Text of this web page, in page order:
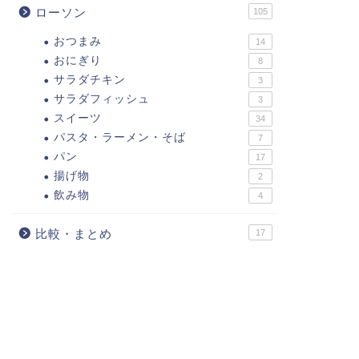
ローソン 105
おつまみ 14
おにぎり 8
サラダチキン 3
サラダフィッシュ 3
スイーツ 34
パスタ・ラーメン・そば 7
パン 17
揚げ物 2
飲み物 4
比較・まとめ 17